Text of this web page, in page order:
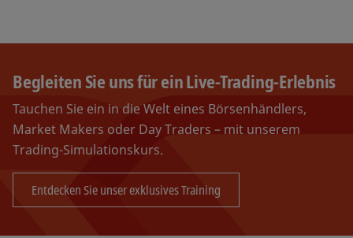
Begleiten Sie uns für ein Live-Trading-Erlebnis
Tauchen Sie ein in die Welt eines Börsenhändlers,
Market Makers oder Day Traders – mit unserem
Trading-Simulationskurs.
Entdecken Sie unser exklusives Training